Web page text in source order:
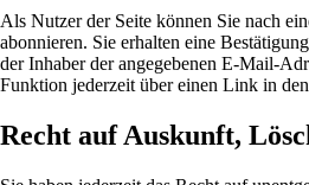
Als Nutzer der Seite können Sie nach
abonnieren. Sie erhalten eine
der Inhaber der angegebenen E-Mail-
Funktion jederzeit über einen Link in
Recht auf Auskunft,